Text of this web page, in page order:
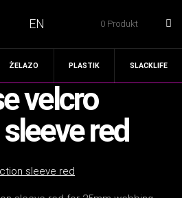
0 Produkt
EN
ŻELAZO PLASTIK SLACKLIFE
velcro
red